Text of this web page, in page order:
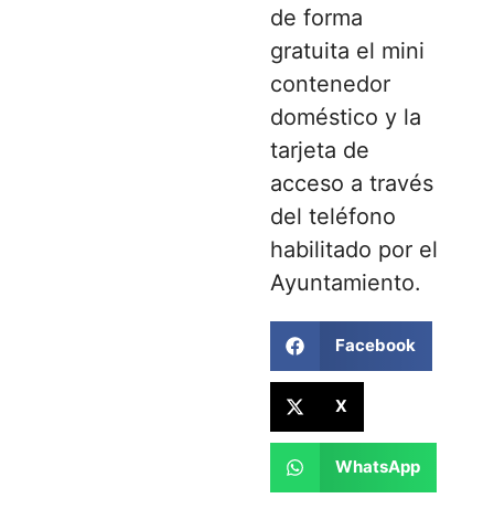
de forma
gratuita el mini
contenedor
doméstico y la
tarjeta de
acceso a través
del teléfono
habilitado por el
Ayuntamiento.
Facebook
X
WhatsApp